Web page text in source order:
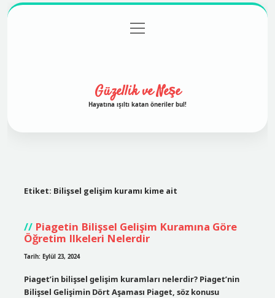
Gizlilik Politikası
menüyü
aç
Güzellik ve Neşe
Hayatına ışıltı katan öneriler bul!
Etiket: Bilişsel gelişim kuramı kime ait
Piagetin Bilişsel Gelişim Kuramına Göre
Öğretim Ilkeleri Nelerdir
Tarih: Eylül 23, 2024
Piaget’in bilişsel gelişim kuramları nelerdir? Piaget’nin
Bilişsel Gelişimin Dört Aşaması Piaget, söz konusu